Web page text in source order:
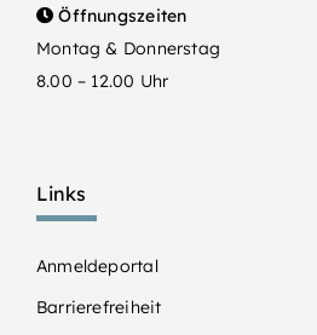
Öffnungszeiten
Montag & Donnerstag
8.00 – 12.00 Uhr
Links
Anmeldeportal
Barrierefreiheit